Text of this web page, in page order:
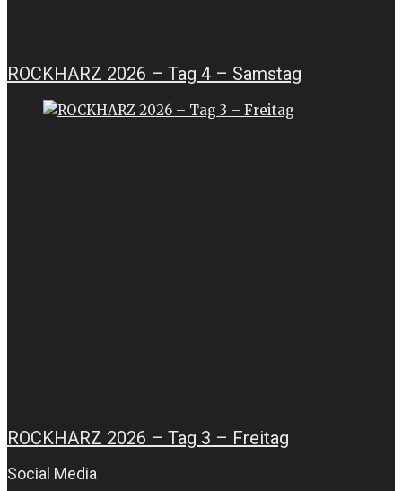
ROCKHARZ 2026 – Tag 4 – Samstag
ROCKHARZ 2026 – Tag 3 – Freitag
Social Media